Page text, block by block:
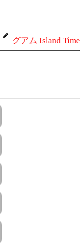
グアム Island Time